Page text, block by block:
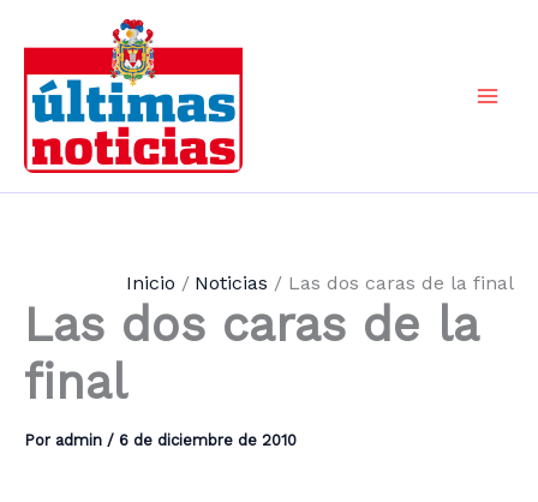
contenido
Inicio Noticias Las dos caras de la final
Las dos caras de la
final
Por admin / 6 de diciembre de 2010